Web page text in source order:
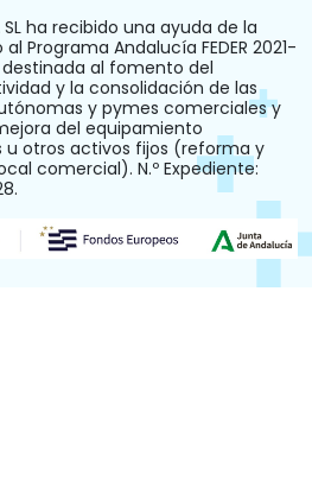
SL ha recibido una ayuda de la
Programa Andalucía FEDER 2021-
al fomento del
y la consolidación de las
y pymes comerciales y
del equipamiento
u otros activos fijos (reforma y
comercial). N.º Expediente: